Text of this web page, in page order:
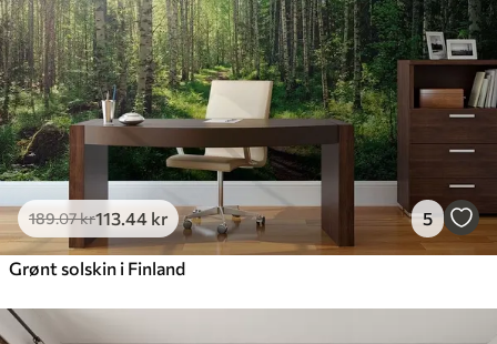
189.07kr113 .44 kr 5
Grønt solskin i Finland